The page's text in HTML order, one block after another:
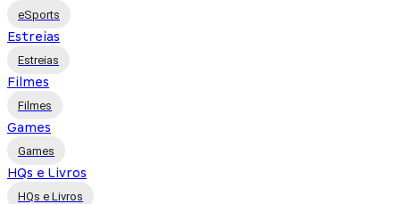
eSports
Estreias
Estreias
Filmes
Filmes
Games
Games
HQs e Livros
HQs e Livros